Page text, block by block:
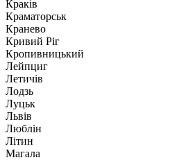
Краків
Краматорськ
Кранево
Кривий Ріг
Кропивницький
Лейпциг
Летичів
Лодзь
Луцьк
Львів
Люблін
Літин
Магала